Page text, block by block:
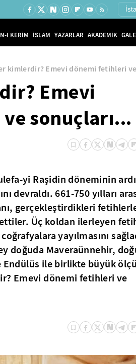
I KERİM İSLAM YAZARLAR AKADEMİK
kimlerdir? Emevi dönemi fetihleri
Emevi
sonuçları...
yi Raşidin döneminin
devraldı. 661-750 yılları
gerçekleştirdikleri
Üç koldan ilerleyen
yayılmasını
doğuda Maveraünnehir,
Endülüs ile birlikte büyük
Emevi dönemi fetihleri ve